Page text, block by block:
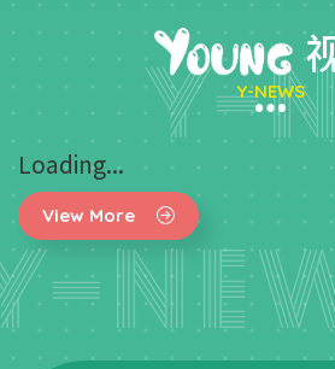
Y-NEWS
Loading...
View More